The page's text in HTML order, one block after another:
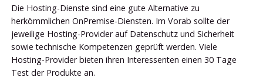
Die Hosting-Dienste sind eine gute Alternative zu
herkömmlichen OnPremise-Diensten. Im Vorab sollte der
jeweilige Hosting-Provider auf Datenschutz und Sicherheit
sowie technische Kompetenzen geprüft werden. Viele
Hosting-Provider bieten ihren Interessenten einen 30 Tage
Test der Produkte an.